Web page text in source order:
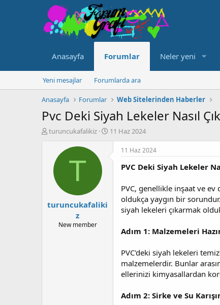
Anasayfa Forumlar Neler yeni
Yeni mesajlar Forumlarda ara
Anasayfa Forumlar Web Sitelerinden Haberler
Pvc Deki Siyah Lekeler Nasıl
K
ş
turuncukafalikiz
B11 Haz 2024
T
turuncukafaliki
z
New member
11 Haz 2024
PVC Deki Siyah Lekeler
PVC, genellikle inşaat ve
oldukça yaygın bir
siyah lekeleri çıkarmak
Adım 1: Malzemeleri
PVC'deki siyah lekeleri
malzemelerdir. Bunlar
ellerinizi kimyasallardan
Adım 2: Sirke ve Su